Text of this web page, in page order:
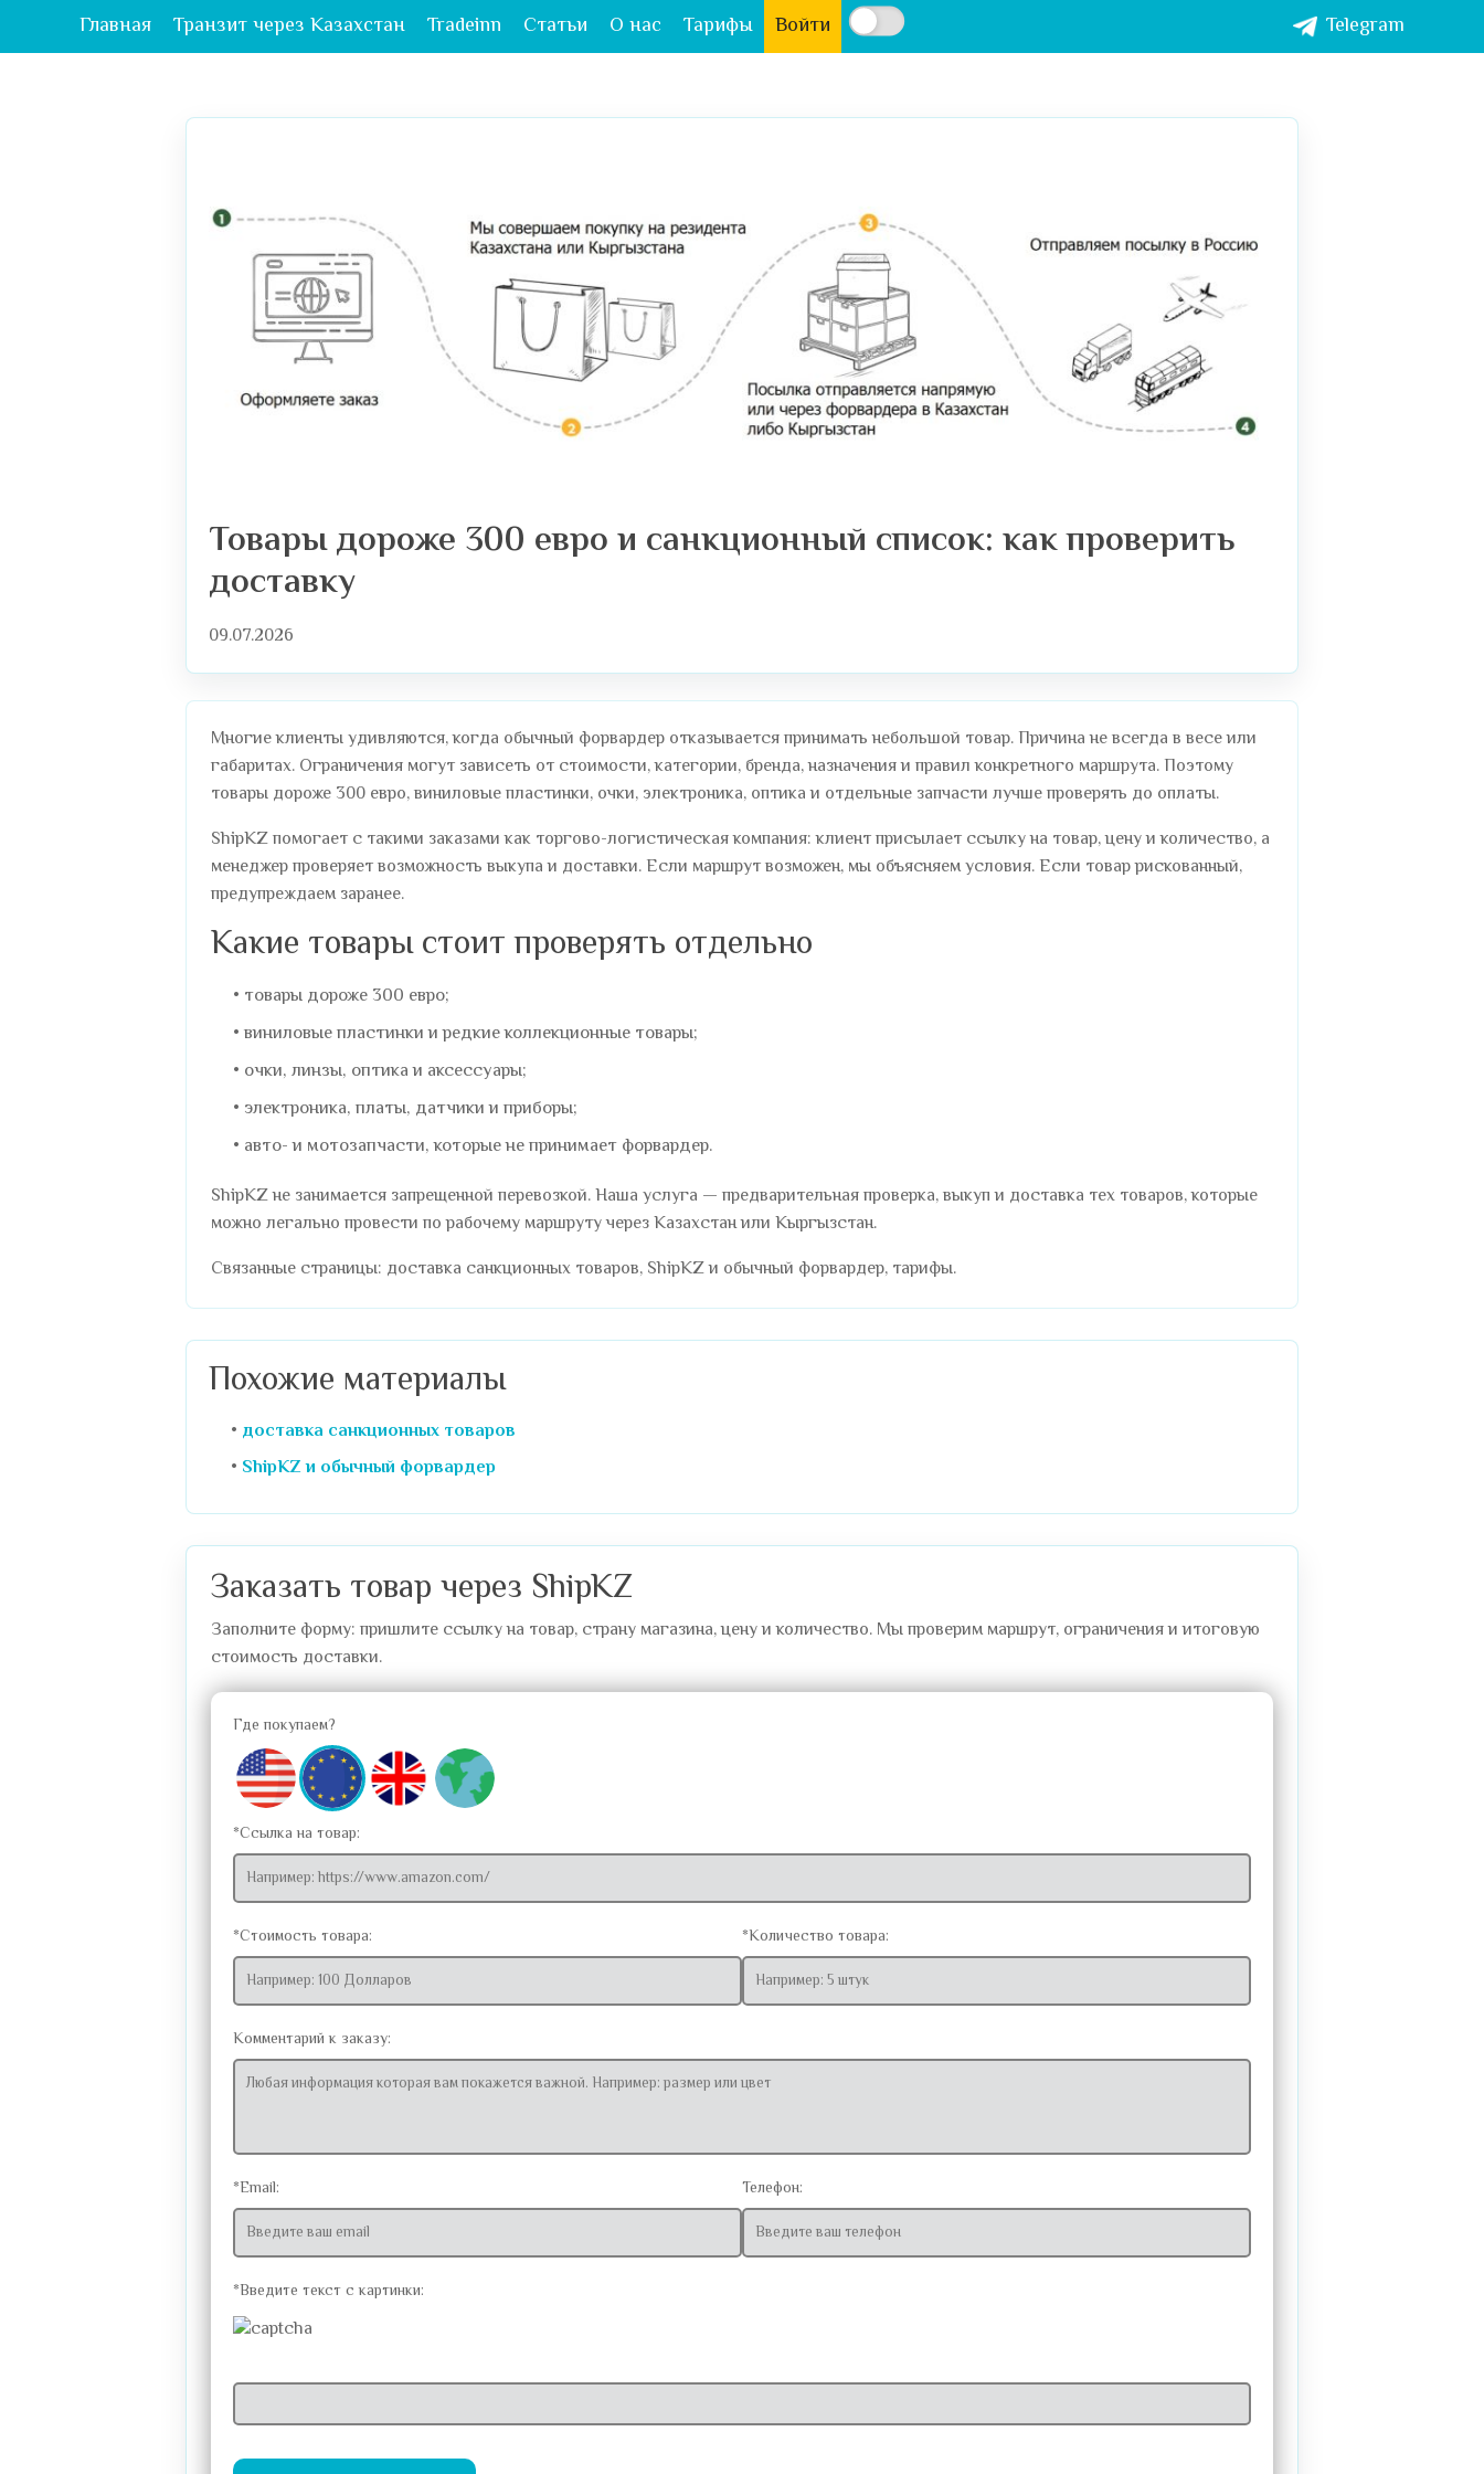
Главная Транзит через Казахстан Tradeinn Статьи О нас Тарифы Войти Telegram
Товары дороже 300 евро и санкционный список: как проверить
доставку
09.07.2026
Многие клиенты удивляются, когда обычный форвардер отказывается принимать небольшой товар. Причина не всегда в весе или
габаритах. Ограничения могут зависеть от стоимости, категории, бренда, назначения и правил конкретного маршрута. Поэтому
товары дороже 300 евро, виниловые пластинки, очки, электроника, оптика и отдельные запчасти лучше проверять до оплаты.
ShipKZ помогает с такими заказами как торгово-логистическая компания: клиент присылает ссылку на товар, цену и количество, а
менеджер проверяет возможность выкупа и доставки. Если маршрут возможен, мы объясняем условия. Если товар рискованный,
предупреждаем заранее.
Какие товары стоит проверять отдельно
товары дороже 300 евро;
виниловые пластинки и редкие коллекционные товары;
очки, линзы, оптика и аксессуары;
электроника, платы, датчики и приборы;
авто- и мотозапчасти, которые не принимает форвардер.
ShipKZ не занимается запрещенной перевозкой. Наша услуга — предварительная проверка, выкуп и доставка тех товаров, которые
можно легально провести по рабочему маршруту через Казахстан или Кыргызстан.
Связанные страницы: доставка санкционных товаров, ShipKZ и обычный форвардер, тарифы.
Похожие материалы
доставка санкционных товаров
ShipKZ и обычный форвардер
Заказать товар через ShipKZ
Заполните форму: пришлите ссылку на товар, страну магазина, цену и количество. Мы проверим маршрут, ограничения и итоговую
стоимость доставки.
Где покупаем?
*Ссылка на товар:
*Стоимость товара: *Количество товара:
Комментарий к заказу:
*Email: Телефон:
*Введите текст с картинки: